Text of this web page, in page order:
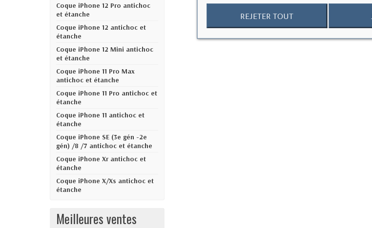
Coque iPhone 12 Pro antichoc
et étanche
Coque iPhone 12 antichoc et
étanche
Coque iPhone 12 Mini antichoc
et étanche
Coque iPhone 11 Pro Max
antichoc et étanche
Coque iPhone 11 Pro antichoc et
étanche
Coque iPhone 11 antichoc et
étanche
Coque iPhone SE (3e gén -2e
gén) /8 /7 antichoc et étanche
Coque iPhone Xr antichoc et
étanche
Coque iPhone X/Xs antichoc et
étanche
Meilleures ventes
REJETER TOUT